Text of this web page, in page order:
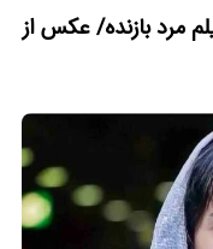
مرد بازنده/ عکس از